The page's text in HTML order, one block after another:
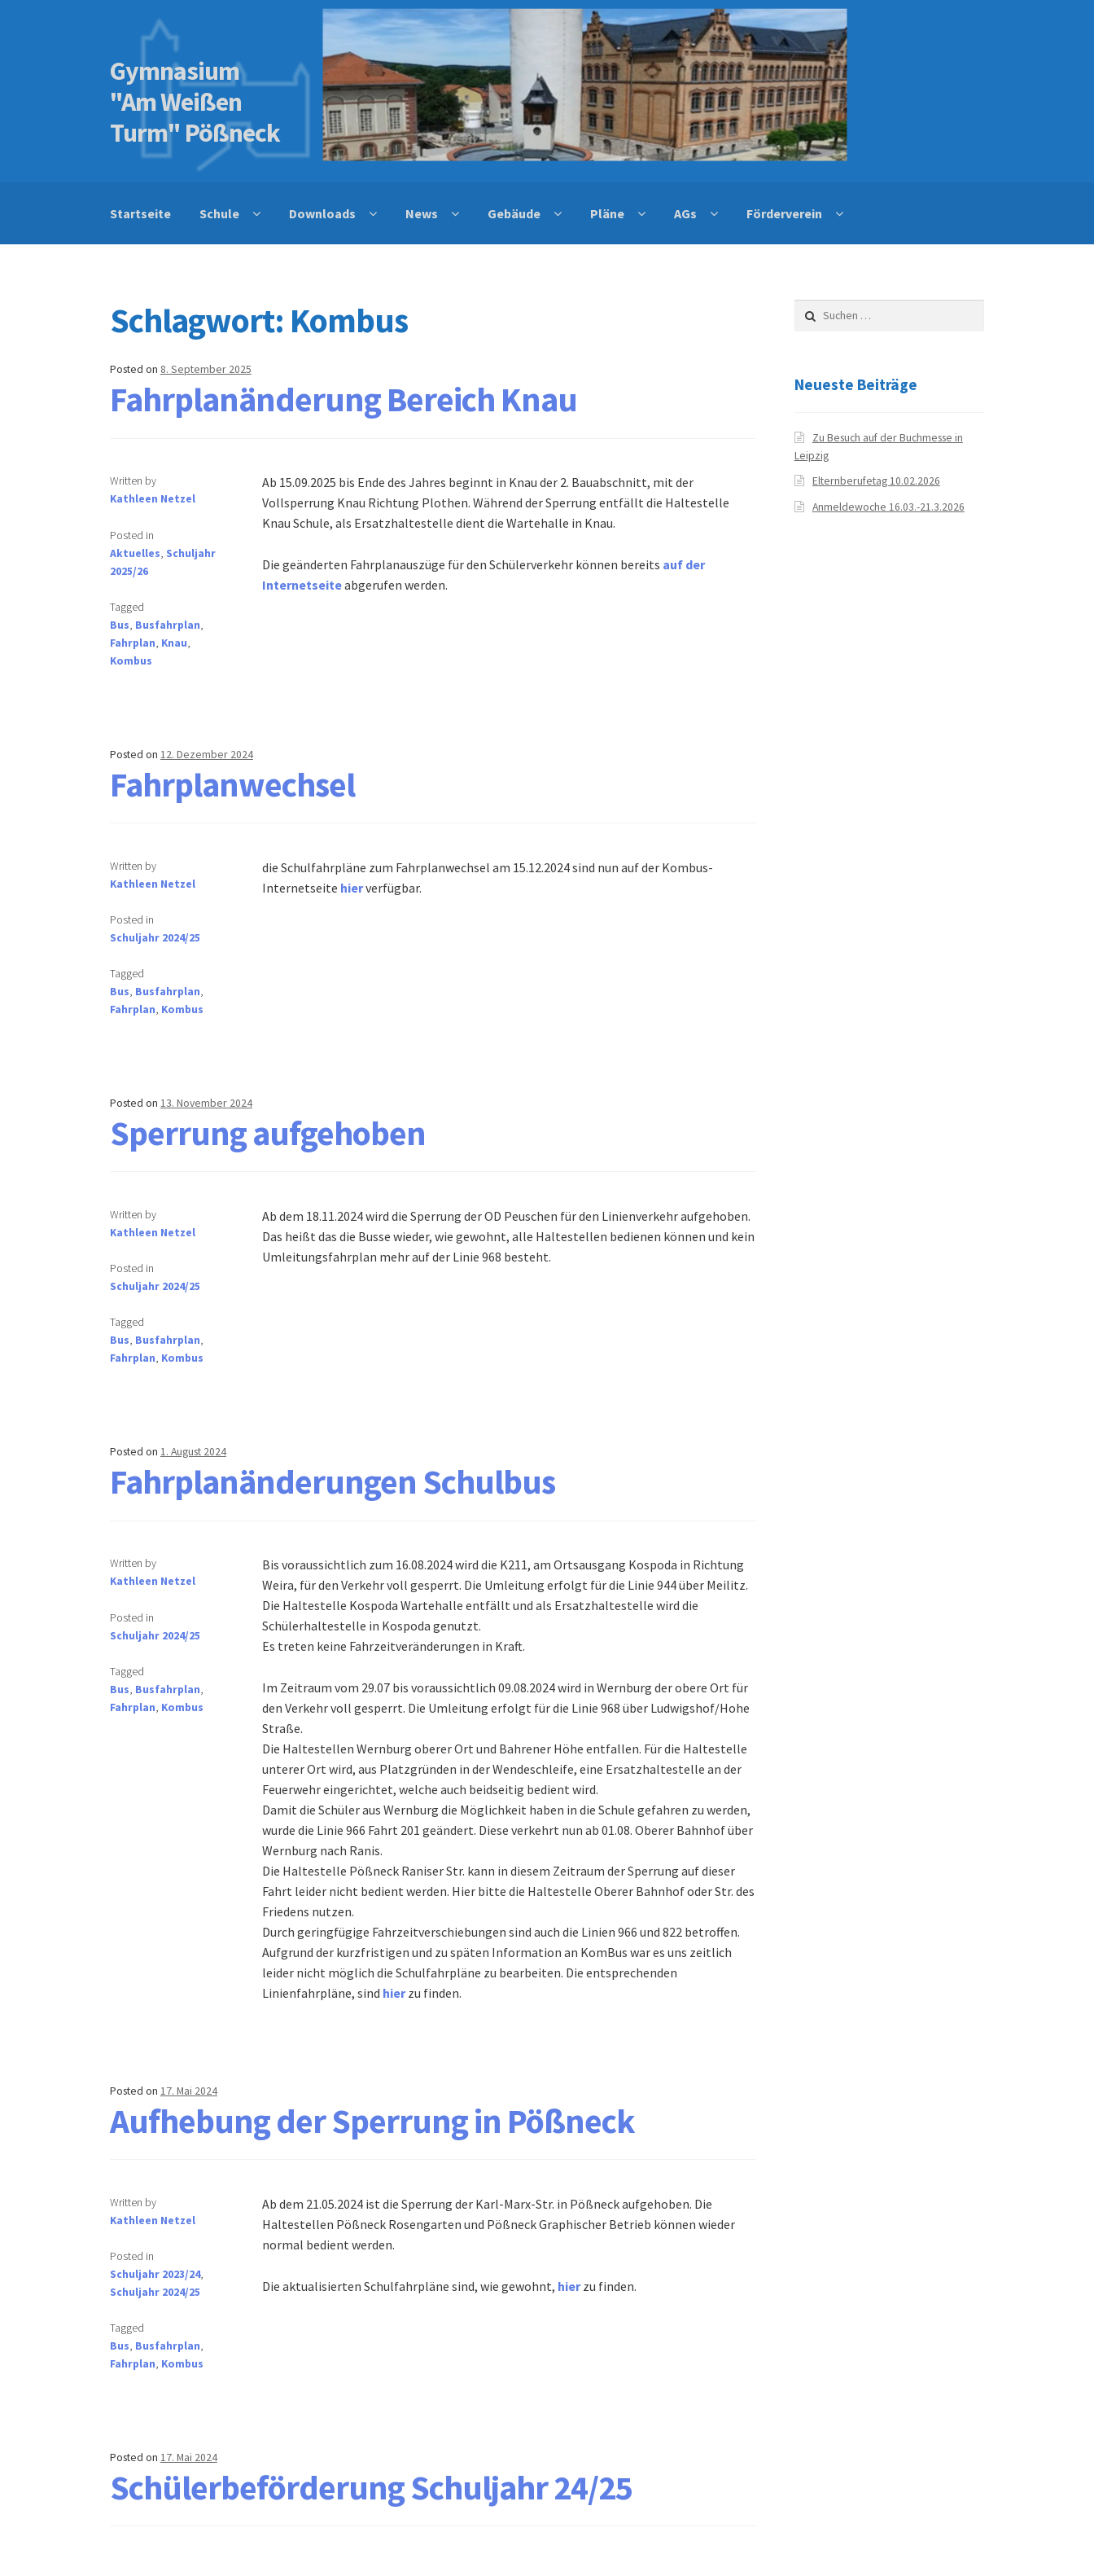
Skip
to
navigation
Skip
to
content
Gymnasium
"Am Weißen
Turm" Pößneck
Startseite Schule Downloads News Gebäude Pläne AGs Förderverein
Schlagwort: Kombus
Posted on 8. September 2025
Fahrplanänderung Bereich Knau
Written by
Kathleen Netzel
Posted in
Aktuelles, Schuljahr
2025/26
Tagged
Bus, Busfahrplan,
Fahrplan, Knau,
Kombus
Ab 15.09.2025 bis Ende des Jahres beginnt in Knau der 2. Bauabschnitt, mit der
Vollsperrung Knau Richtung Plothen. Während der Sperrung entfällt die Haltestelle
Knau Schule, als Ersatzhaltestelle dient die Wartehalle in Knau.
Die geänderten Fahrplanauszüge für den Schülerverkehr können bereits auf der
Internetseiteabgerufen werden.
Posted on 12. Dezember 2024
Fahrplanwechsel
Written by
Kathleen Netzel
Posted in
Schuljahr 2024/25
Tagged
Bus, Busfahrplan,
Fahrplan, Kombus
die Schulfahrpläne zum Fahrplanwechsel am 15.12.2024 sind nun auf der Kombus-
Internetseite hierverfügbar.
Posted on 13. November 2024
Sperrung aufgehoben
Written by
Kathleen Netzel
Posted in
Schuljahr 2024/25
Tagged
Bus, Busfahrplan,
Fahrplan, Kombus
Ab dem 18.11.2024 wird die Sperrung der OD Peuschen für den Linienverkehr aufgehoben.
Das heißt das die Busse wieder, wie gewohnt, alle Haltestellen bedienen können und kein
Umleitungsfahrplan mehr auf der Linie 968 besteht.
Posted on 1. August 2024
Fahrplanänderungen Schulbus
Written by
Kathleen Netzel
Posted in
Schuljahr 2024/25
Tagged
Bus, Busfahrplan,
Fahrplan, Kombus
Bis voraussichtlich zum 16.08.2024 wird die K211, am Ortsausgang Kospoda in Richtung
Weira, für den Verkehr voll gesperrt. Die Umleitung erfolgt für die Linie 944 über Meilitz.
Die Haltestelle Kospoda Wartehalle entfällt und als Ersatzhaltestelle wird die
Schülerhaltestelle in Kospoda genutzt.
Es treten keine Fahrzeitveränderungen in Kraft.
Im Zeitraum vom 29.07 bis voraussichtlich 09.08.2024 wird in Wernburg der obere Ort für
den Verkehr voll gesperrt. Die Umleitung erfolgt für die Linie 968 über Ludwigshof/Hohe
Straße.
Die Haltestellen Wernburg oberer Ort und Bahrener Höhe entfallen. Für die Haltestelle
unterer Ort wird, aus Platzgründen in der Wendeschleife, eine Ersatzhaltestelle an der
Feuerwehr eingerichtet, welche auch beidseitig bedient wird.
Damit die Schüler aus Wernburg die Möglichkeit haben in die Schule gefahren zu werden,
wurde die Linie 966 Fahrt 201 geändert. Diese verkehrt nun ab 01.08. Oberer Bahnhof über
Wernburg nach Ranis.
Die Haltestelle Pößneck Raniser Str. kann in diesem Zeitraum der Sperrung auf dieser
Fahrt leider nicht bedient werden. Hier bitte die Haltestelle Oberer Bahnhof oder Str. des
Friedens nutzen.
Durch geringfügige Fahrzeitverschiebungen sind auch die Linien 966 und 822 betroffen.
Aufgrund der kurzfristigen und zu späten Information an KomBus war es uns zeitlich
leider nicht möglich die Schulfahrpläne zu bearbeiten. Die entsprechenden
Linienfahrpläne, sind hierzu finden.
Posted on 17. Mai 2024
Aufhebung der Sperrung in Pößneck
Written by
Kathleen Netzel
Posted in
Schuljahr 2023/24,
Schuljahr 2024/25
Tagged
Bus, Busfahrplan,
Fahrplan, Kombus
Ab dem 21.05.2024 ist die Sperrung der Karl-Marx-Str. in Pößneck aufgehoben. Die
Haltestellen Pößneck Rosengarten und Pößneck Graphischer Betrieb können wieder
normal bedient werden.
Die aktualisierten Schulfahrpläne sind, wie gewohnt, hierzu finden.
Posted on 17. Mai 2024
Schülerbeförderung Schuljahr 24/25
nach:
Neueste Beiträge
Zu Besuch auf der Buchmesse in
Leipzig
Elternberufetag 10.02.2026
Anmeldewoche 16.03.-21.3.2026